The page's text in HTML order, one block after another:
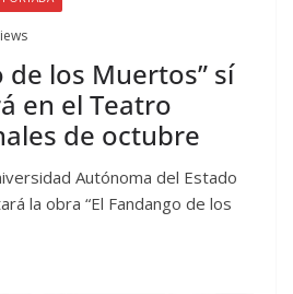
de los Muertos” sí
en el Teatro
de octubre
Autónoma del Estado
la obra “El Fandango de los